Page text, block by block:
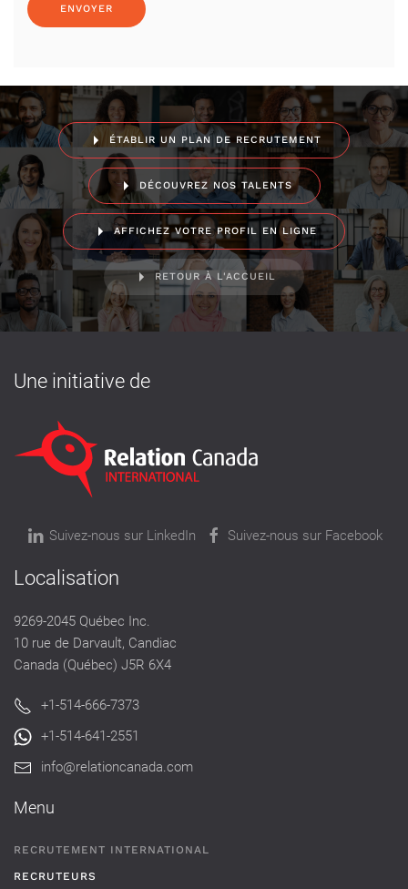
ÉTABLIR UN PLAN DE RECRUTEMENT
DÉCOUVREZ NOS TALENTS
AFFICHEZ VOTRE PROFIL EN LIGNE
RETOUR À L'ACCUEIL
Une initiative de
Suivez-nous sur LinkedIn Suivez-nous sur Facebook
Localisation
9269-2045 Québec Inc.
10 rue de Darvault, Candiac
Canada (Québec) J5R 6X4
+1-514-666-7373
+1-514-641-2551
info@relationcanada.com
Menu
RECRUTEMENT INTERNATIONAL
RECRUTEURS